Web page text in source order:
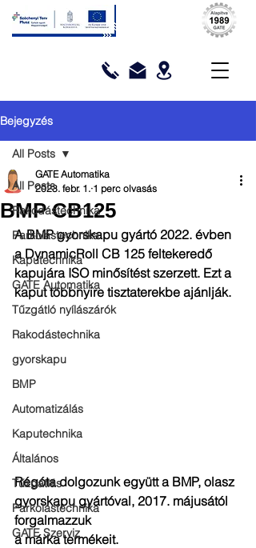
Bejegyzés
All Posts
Rakodástechnika
Parkolástechnika
Kaputechnika
GATE Automatika
Tűzgátló nyílászárók
Rakodástechnika
gyorskapu
BMP
Automatizálás
Kaputechnika
Általános
Tűzgátlás
Parkolástechnika
GATE Szerviz
All Posts
BMP CB125
GATE Automatika
2023. febr. 1. 1 perc olvasás
A BMP gyorskapu gyártó 2022. évben
a DynamicRoll CB 125 feltekeredő
kapujára ISO minősítést szerzett. Ezt a
kaput többnyire tisztaterekbe ajánlják.
Régóta dolgozunk együtt a BMP, olasz
gyorskapu gyártóval, 2017. májusától
forgalmazzuk
a márka termékeit.